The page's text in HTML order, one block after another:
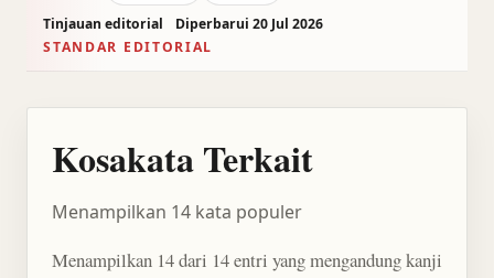
Tinjauan editorial
Diperbarui 20 Jul 2026
STANDAR EDITORIAL
Kosakata Terkait
Menampilkan 14 kata populer
Menampilkan 14 dari 14 entri yang mengandung kanji